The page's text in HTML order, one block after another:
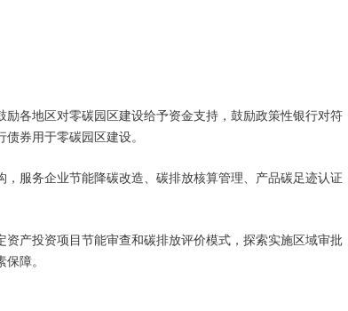
各地区对零碳园区建设给予资金支持，鼓励政策性银行对符
券用于零碳园区建设。
服务企业节能降碳改造、碳排放核算管理、产品碳足迹认证
产投资项目节能审查和碳排放评价模式，探索实施区域审批
障。